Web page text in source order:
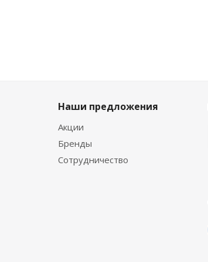
Наши предложения
Акции
Бренды
Сотрудничество